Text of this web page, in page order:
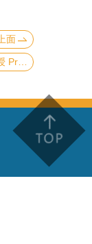
面
and Natural Sciences)